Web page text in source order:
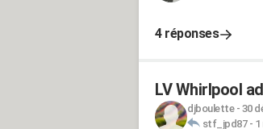
4 réponses
LV Whirlpool
djboulette- 30
stf_jpd87- 1